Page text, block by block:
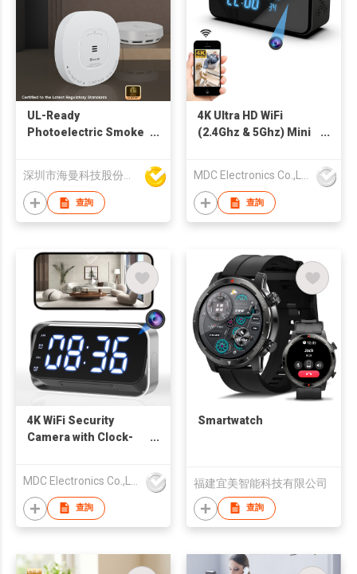
UL-Ready
Photoelectric Smoke
深圳市海曼科技股份有限公司
查詢
4K Ultra HD WiFi
(2.4Ghz & 5Ghz) Mini
Vision
MDC Electronics Co.,Limited
查詢
4K WiFi Security
Camera with Clock-
查詢
Smartwatch
福建宜美智能科技有限公司
查詢